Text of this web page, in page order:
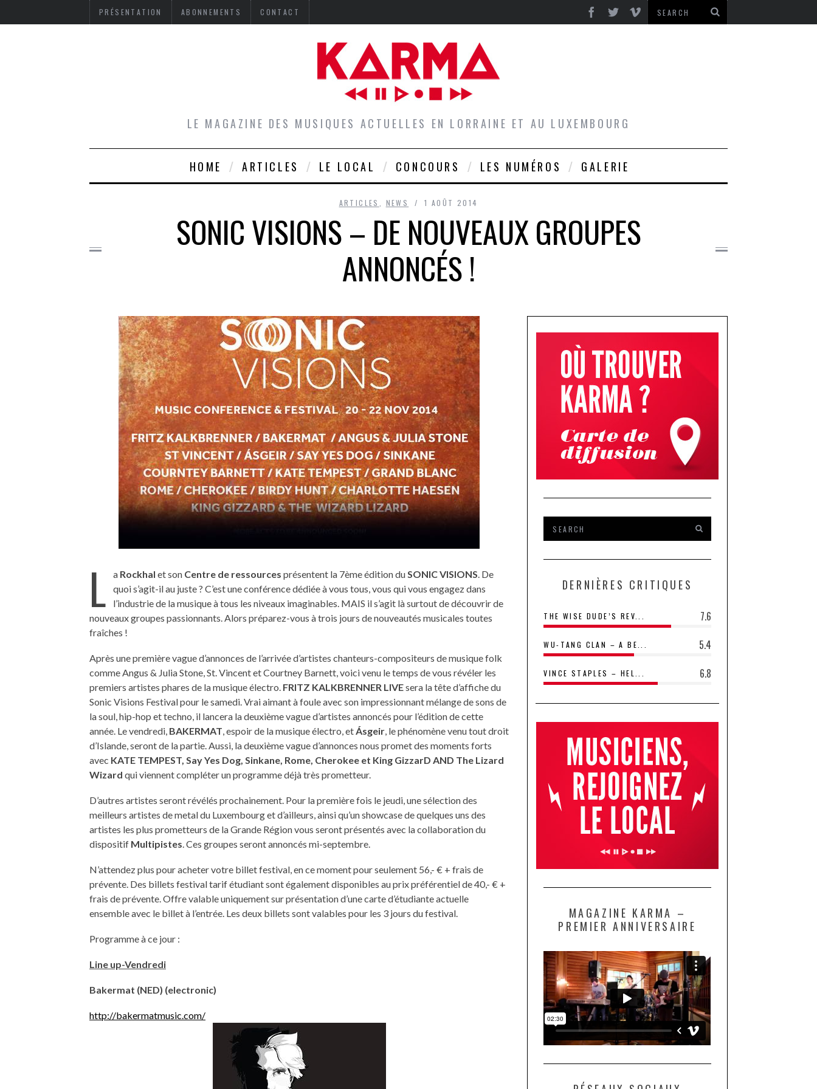
PRÉSENTATION ABONNEMENTS CONTACT
LE MAGAZINE DES MUSIQUES ACTUELLES EN LORRAINE ET AU LUXEMBOURG
HOME ARTICLES LE LOCAL CONCOURS LES NUMÉROS GALERIE
ARTICLES NEWS 1 AOÛT 2014
SONIC VISIONS – DE NOUVEAUX GROUPES
ANNONCÉS !
L a Rockhal et son Centre de ressources présentent la 7ème édition duSONIC VISIONS. De
quoi s’agit-il au juste ? C’est une conférence dédiée à vous tous, vous qui vous engagez dans
l’industrie de la musique à tous les niveaux imaginables. MAIS il s’agit là surtout de découvrir de
nouveaux groupes passionnants. Alors préparez-vous à trois jours de nouveautés musicales toutes
fraîches !
Après une première vague d’annonces de l’arrivée d’artistes chanteurs-compositeurs de musique folk
comme Angus & Julia Stone, St. Vincent et Courtney Barnett, voici venu le temps de vous révéler les
premiers artistes phares de la musique électro. FRITZ KALKBRENNER LIVEsera la tête d’affiche du
Sonic Visions Festival pour le samedi. Vrai aimant à foule avec son impressionnant mélange de sons de
la soul, hip-hop et techno, il lancera la deuxième vague d’artistes annoncés pour l’édition de cette
année. Le vendredi, BAKERMAT, espoir de la musique électro, etÁsgeir, le phénomène venu tout droit
d’Islande, seront de la partie. Aussi, la deuxième vague d’annonces nous promet des moments forts
avec KATE TEMPEST, Say Yes Dog, Sinkane, Rome, Cherokee et King GizzarD AND The Lizard
Wizard qui viennent compléter un programme déjà très prometteur.
D’autres artistes seront révélés prochainement. Pour la première fois le jeudi, une sélection des
meilleurs artistes de metal du Luxembourg et d’ailleurs, ainsi qu’un showcase de quelques uns des
artistes les plus prometteurs de la Grande Région vous seront présentés avec la collaboration du
dispositif Multipistes. Ces groupes seront annoncés mi-septembre.
N’attendez plus pour acheter votre billet festival, en ce moment pour seulement 56,- € + frais de
prévente. Des billets festival tarif étudiant sont également disponibles au prix préférentiel de 40,- € +
frais de prévente. Offre valable uniquement sur présentation d’une carte d’étudiante actuelle
ensemble avec le billet à l’entrée. Les deux billets sont valables pour les 3 jours du festival.
Programme à ce jour :
Line up-Vendredi
Bakermat (NED) (electronic)
http://bakermatmusic.com/
DERNIÈRES CRITIQUES
7.6
THE WISE DUDE’S REV...
5.4
WU-TANG CLAN – A BE...
6.8
VINCE STAPLES – HEL...
MAGAZINE KARMA –
PREMIER ANNIVERSAIRE